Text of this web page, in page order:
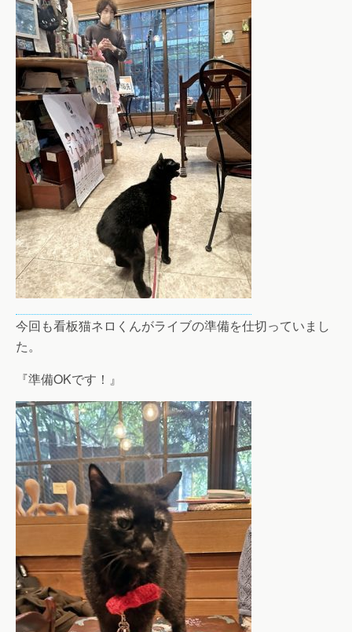
今回も看板猫ネロくんがライブの準備を仕切っていまし
た。
『準備OKです！』